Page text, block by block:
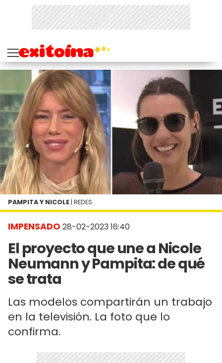
IMPENSADO 28-02-2023 16:40
El proyecto que une a Nicole
Neumann y Pampita: de qué
se trata
Las modelos compartirán un trabajo
en la televisión. La foto que lo
confirma.
PAMPITA Y NICOLE | REDES